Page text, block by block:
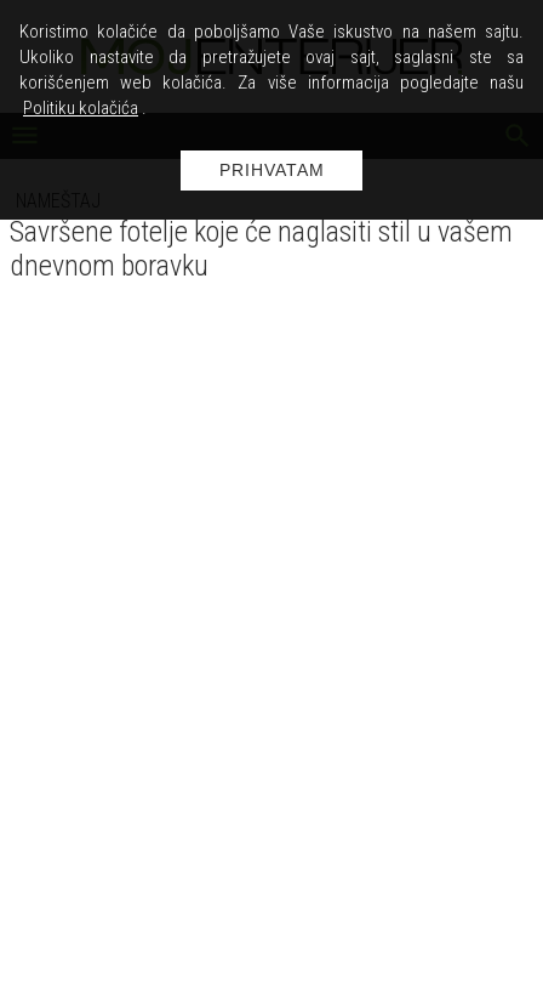
Savršene fotelje koje će naglasiti stil u vašem
dnevnom boravku
Koristimo kolačiće da poboljšamo Vaše iskustvo na našem sajtu.
Ukoliko nastavite da pretražujete ovaj sajt, saglasni ste sa
korišćenjem web kolačića. Za više informacija pogledajte našu
Politiku kolačića .
PRIHVATAM